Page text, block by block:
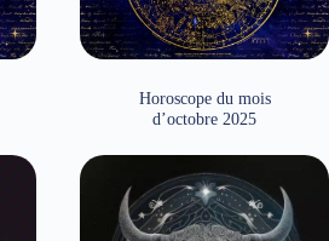
Horoscope du mois
d’octobre 2025